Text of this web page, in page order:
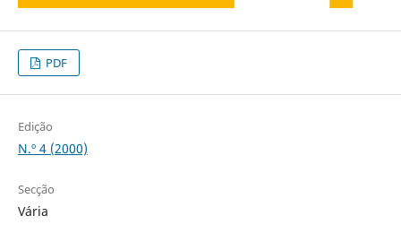
PDF
Edição
N.º 4 (2000)
Secção
Vária